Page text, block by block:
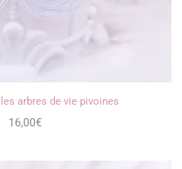
arbres de vie pivoines
16,00€